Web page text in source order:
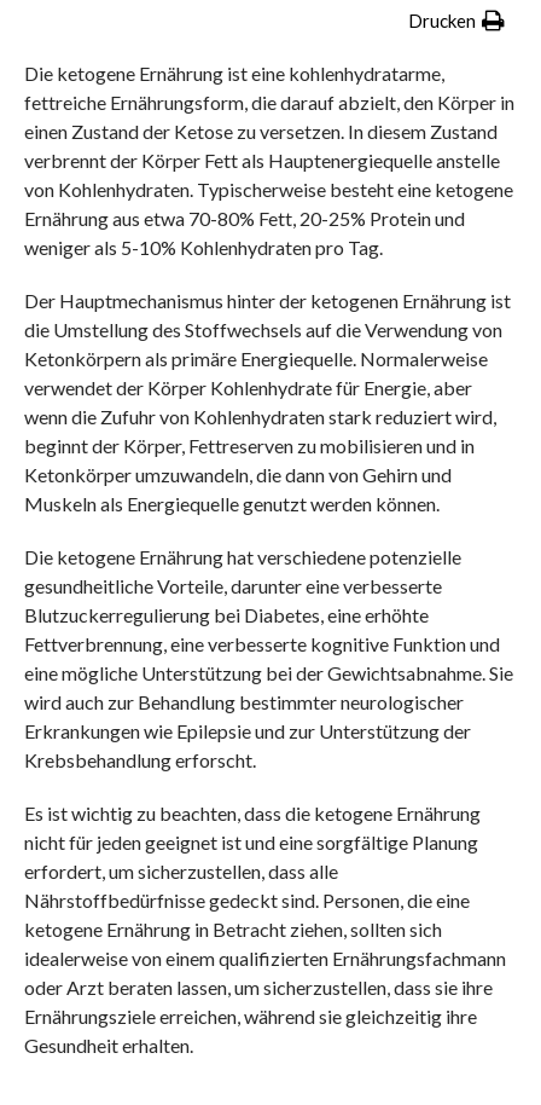
Drucken
Die ketogene Ernährung ist eine kohlenhydratarme,
fettreiche Ernährungsform, die darauf abzielt, den Körper in
einen Zustand der Ketose zu versetzen. In diesem Zustand
verbrennt der Körper Fett als Hauptenergiequelle anstelle
von Kohlenhydraten. Typischerweise besteht eine ketogene
Ernährung aus etwa 70-80% Fett, 20-25% Protein und
weniger als 5-10% Kohlenhydraten pro Tag.
Der Hauptmechanismus hinter der ketogenen Ernährung ist
die Umstellung des Stoffwechsels auf die Verwendung von
Ketonkörpern als primäre Energiequelle. Normalerweise
verwendet der Körper Kohlenhydrate für Energie, aber
wenn die Zufuhr von Kohlenhydraten stark reduziert wird,
beginnt der Körper, Fettreserven zu mobilisieren und in
Ketonkörper umzuwandeln, die dann von Gehirn und
Muskeln als Energiequelle genutzt werden können.
Die ketogene Ernährung hat verschiedene potenzielle
gesundheitliche Vorteile, darunter eine verbesserte
Blutzuckerregulierung bei Diabetes, eine erhöhte
Fettverbrennung, eine verbesserte kognitive Funktion und
eine mögliche Unterstützung bei der Gewichtsabnahme. Sie
wird auch zur Behandlung bestimmter neurologischer
Erkrankungen wie Epilepsie und zur Unterstützung der
Krebsbehandlung erforscht.
Es ist wichtig zu beachten, dass die ketogene Ernährung
nicht für jeden geeignet ist und eine sorgfältige Planung
erfordert, um sicherzustellen, dass alle
Nährstoffbedürfnisse gedeckt sind. Personen, die eine
ketogene Ernährung in Betracht ziehen, sollten sich
idealerweise von einem qualifizierten Ernährungsfachmann
oder Arzt beraten lassen, um sicherzustellen, dass sie ihre
Ernährungsziele erreichen, während sie gleichzeitig ihre
Gesundheit erhalten.